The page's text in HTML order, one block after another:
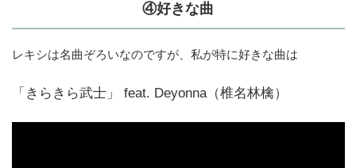
④好きな曲
レキシは名曲ぞろいなのですが、私が特に好きな曲は
「きらきら武士」 feat. Deyonna（椎名林檎）